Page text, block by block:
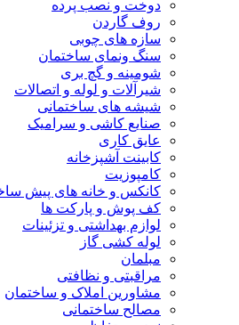
دوخت و نصب پرده
روف گاردن
سازه های چوبی
سنگ ونمای ساختمان
شومینه و گچ بری
شیرآلات و لوله و اتصالات
شیشه های ساختمانی
صنایع کاشی و سرامیک
عایق کاری
کابینت آشپزخانه
کامپوزیت
کانکس و خانه های پیش
کف پوش و پارکت ها
لوازم بهداشتی و تزئینات
لوله کشی گاز
مبلمان
مراقبتی و نظافتی
مشاورین املاک و ساختمان
مصالح ساختمانی